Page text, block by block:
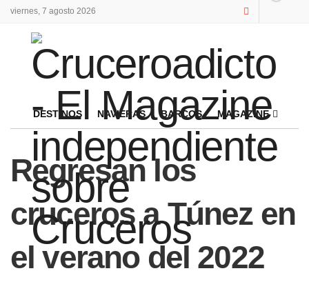
viernes, 7 agosto 2026
DESTINOS NAVIERAS BARCOS MAGAZINE
Regresan los
cruceros a Túnez en
el verano del 2022